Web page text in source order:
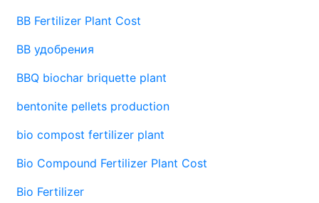
BB Fertilizer Plant Cost
BB удобрения
BBQ biochar briquette plant
bentonite pellets production
bio compost fertilizer plant
Bio Compound Fertilizer Plant Cost
Bio Fertilizer